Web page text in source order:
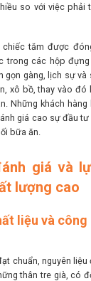
so với việc phải
tăm được
trong các hộp
gọn gàng, lịch sự và
xô bồ, thay vào đó
Những khách
giá cao sự đầu
bữa ăn.
giá và
lượng cao
liệu và công
chuẩn, nguyên
thân tre già, có